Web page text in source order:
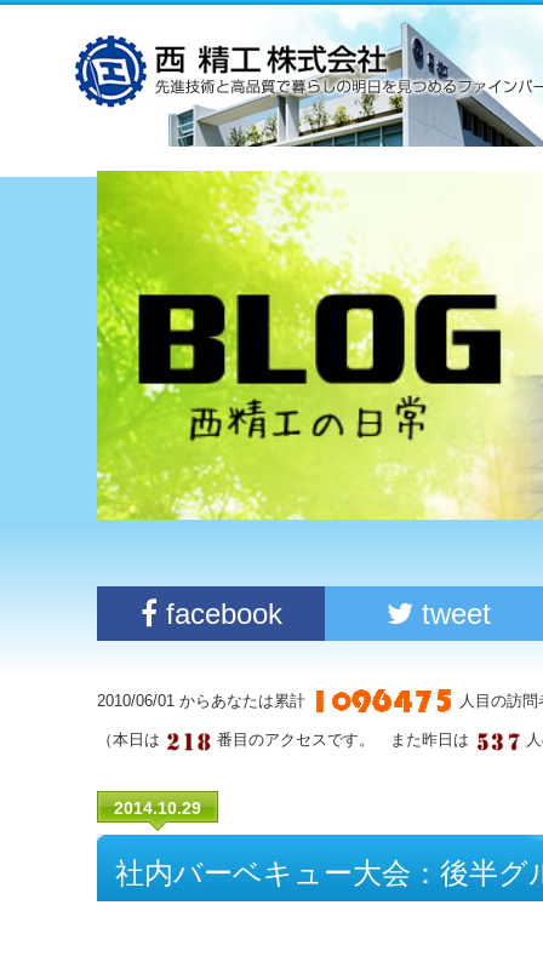
facebook tweet
2010/06/01 からあなたは累計 人目の訪
（本日は 番目のアクセスです。 また昨日は
2014.10.29
社内バーベキュー大会：後半